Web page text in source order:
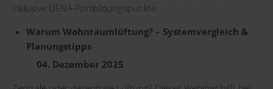
inklusive DENA-Fortbildungspunkte.
Warum Wohnraumlüftung? – Systemvergleich &
Planungstipps
04. Dezember 2025